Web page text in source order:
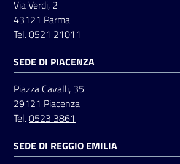
Via Verdi, 2
43121 Parma
Tel.0521 21011
SEDE DI PIACENZA
Piazza Cavalli, 35
29121 Piacenza
Tel.0523 3861
SEDE DI REGGIO EMILIA